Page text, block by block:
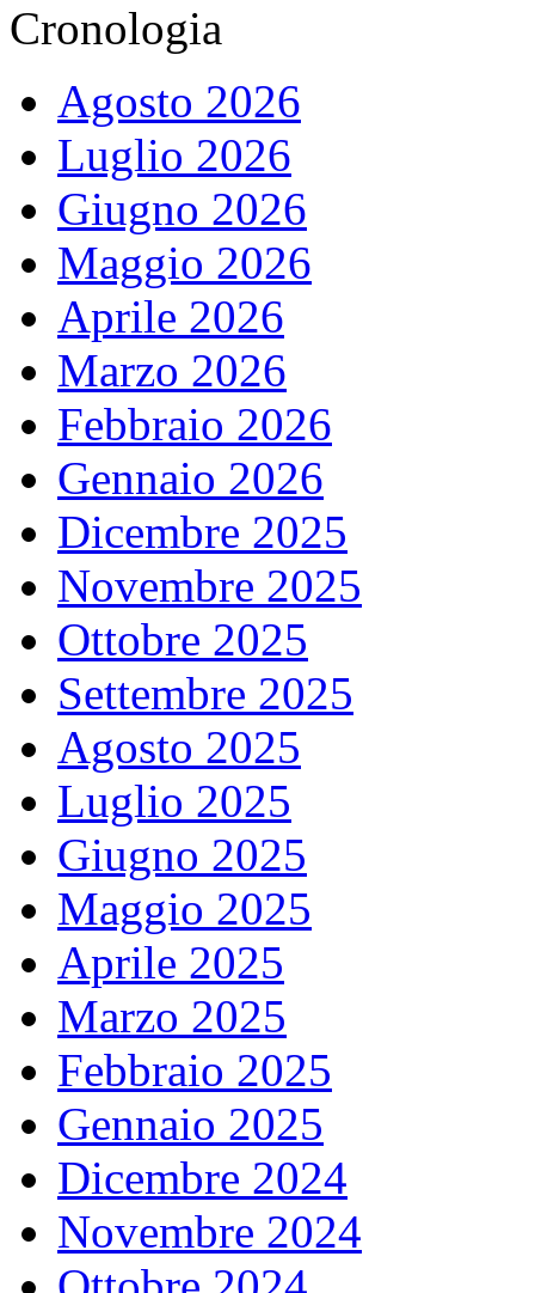
Cronologia
Agosto 2026
Luglio 2026
Giugno 2026
Maggio 2026
Aprile 2026
Marzo 2026
Febbraio 2026
Gennaio 2026
Dicembre 2025
Novembre 2025
Ottobre 2025
Settembre 2025
Agosto 2025
Luglio 2025
Giugno 2025
Maggio 2025
Aprile 2025
Marzo 2025
Febbraio 2025
Gennaio 2025
Dicembre 2024
Novembre 2024